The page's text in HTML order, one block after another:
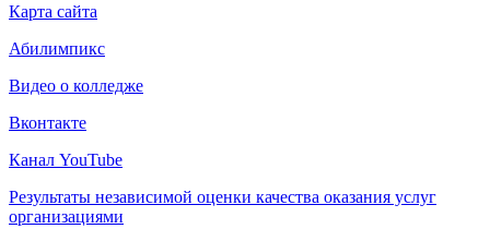
Карта сайта
Абилимпикс
Видео о колледже
Вконтакте
Канал YouTube
Результаты независимой оценки качества оказания услуг
организациями